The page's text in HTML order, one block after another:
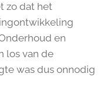
zo dat het
en
los van de
was dus onnodig